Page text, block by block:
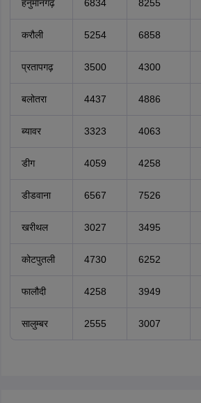
हनुमानगढ़ 6834 8255
करौली 5254 6858
प्रतापगढ़ 3500 4300
बलोतरा 4437 4886
ब्यावर 3323 4063
डीग 4059 4258
डीडवाना 6567 7526
खरीथल 3027 3495
कोटपुतली 4730 6252
फालौदी 4258 3949
सालुम्बर 2555 3007